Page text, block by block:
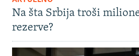
Na šta Srbija troši
rezerve?